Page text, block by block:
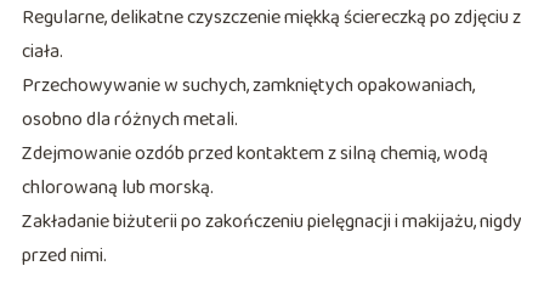
Regularne, delikatne czyszczenie miękką ściereczką po zdjęciu z
ciała.
Przechowywanie w suchych, zamkniętych opakowaniach,
osobno dla różnych metali.
Zdejmowanie ozdób przed kontaktem z silną chemią, wodą
chlorowaną lub morską.
Zakładanie biżuterii po zakończeniu pielęgnacji i makijażu, nigdy
przed nimi.